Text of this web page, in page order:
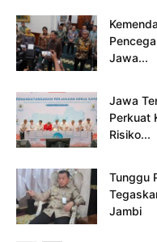
Jawa...
Jawa
Perkuat
Risiko...
Tunggu
Jambi